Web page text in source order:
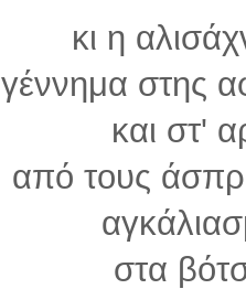
κι η
γέννημα στης
και στ'
από τους
στα